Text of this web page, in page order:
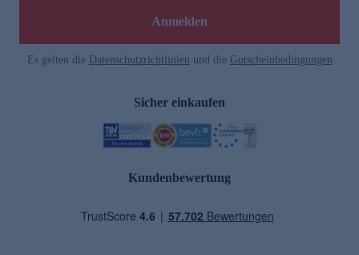
Anmelden
Es gelten die Datenschutzrichtlinien und die Gutscheinbedingungen
Sicher einkaufen
Kundenbewertung